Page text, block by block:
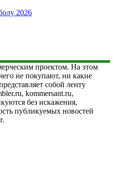
2026
проектом. На этом
не покупают, ни какие
собой ленту
kommersant.ru,
без искажения,
публикуемых новостей